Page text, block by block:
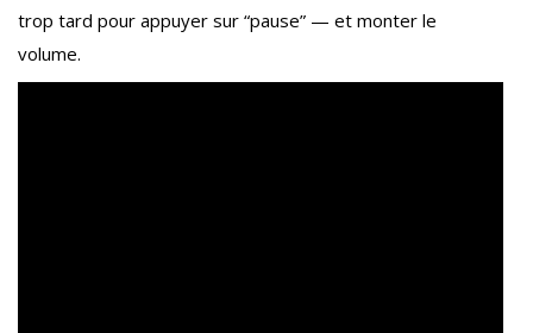
trop tard pour appuyer sur “pause” — et monter le
volume.